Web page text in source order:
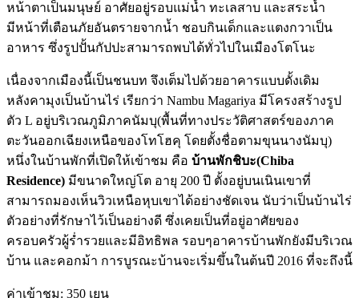
หน้าตาเป็นมนุษย์ อาศัยอยู่รอบแม่น้ำ ทะเลสาบ และสระน้ำ
มีหน้าที่เตือนภัยอันตรายจากน้ำ ชอบกินเด็กและแตงกวาเป็น
อาหาร ซึ่งรูปปั้นกัปปะสามารถพบได้ทั่วไปในเมืองโตโนะ
เนื่องจากเมืองนี้เป็นชนบท จึงเต็มไปด้วยอาคารแบบดั้งเดิม
หลังคามุงเป็นบ้านไร่ เรียกว่า Nambu Magariya มีโครงสร้างรูป
ตัว L อยู่บริเวณภูมิภาคนัมบุ(พื้นที่ทางประวัติศาสตร์ของภาค
ตะวันออกเฉียงเหนือของโทโฮคุ โดยตั้งชื่อตามขุนนางนัมบุ)
หนึ่งในบ้านพักที่เปิดให้เข้าชม คือ บ้านพักชิบะ(Chiba
Residence) มีขนาดใหญ่โต อายุ 200 ปี ตั้งอยู่บนเนินเขาที่
สามารถมองเห็นวิวเหนือหุบเขาได้อย่างชัดเจน นับว่าเป็นบ้านไร่
ตัวอย่างที่รักษาไว้เป็นอย่างดี ซึ่งเคยเป็นที่อยู่อาศัยของ
ครอบครัวผู้ร่ำรวยและมีอิทธิพล รอบๆอาคารบ้านพักยังมีบริเวณ
บ้าน และคอกม้า การบูรณะบ้านจะเริ่มขึ้นในต้นปี 2016 ที่จะถึงนี้
ค่าเข้าชม: 350 เยน